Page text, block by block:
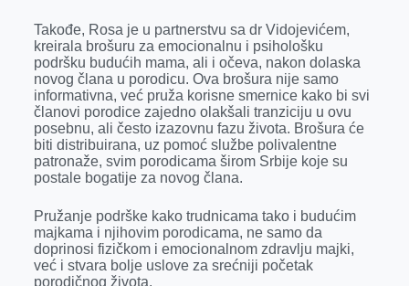
Takođe, Rosa je u partnerstvu sa dr Vidojevićem,
kreirala brošuru za emocionalnu i psihološku
podršku budućih mama, ali i očeva, nakon dolaska
novog člana u porodicu. Ova brošura nije samo
informativna, već pruža korisne smernice kako bi svi
članovi porodice zajedno olakšali tranziciju u ovu
posebnu, ali često izazovnu fazu života. Brošura će
biti distribuirana, uz pomoć službe polivalentne
patronaže, svim porodicama širom Srbije koje su
postale bogatije za novog člana.
Pružanje podrške kako trudnicama tako i budućim
majkama i njihovim porodicama, ne samo da
doprinosi fizičkom i emocionalnom zdravlju majki,
već i stvara bolje uslove za srećniji početak
porodičnog života.